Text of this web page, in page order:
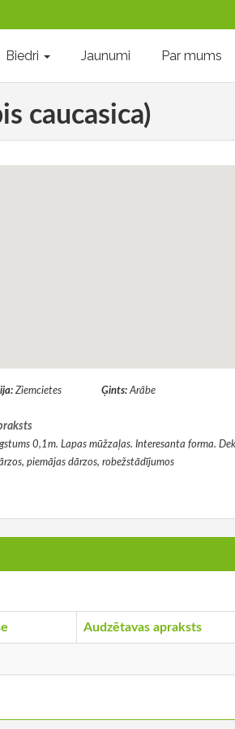
Biedri Jaunumi Par mums
caucasica)
Ziemcietes Ģints: Arābe
0,1m. Lapas mūžzaļas. Interesanta forma.
piemājas dārzos, robežstādījumos
Audzētavas apraksts